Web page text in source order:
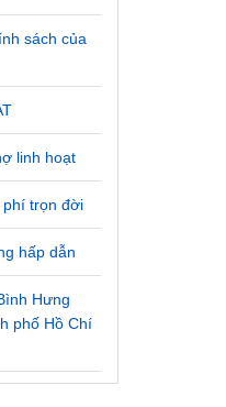
sách của
linh hoạt
phí trọn đời
hấp dẫn
Hưng
phố Hồ Chí